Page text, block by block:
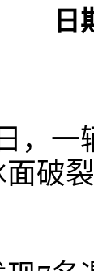
日
，
破